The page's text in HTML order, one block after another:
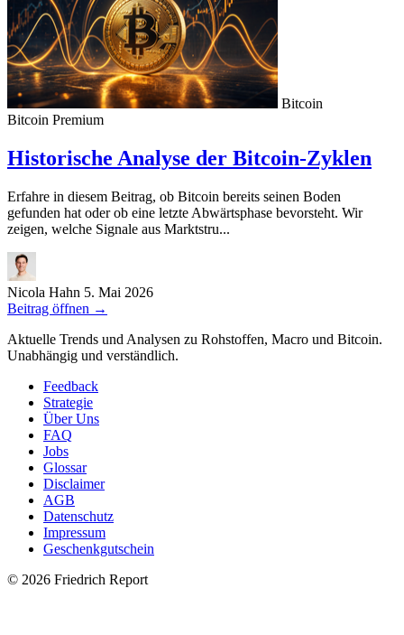
Bitcoin
Bitcoin Premium
Historische Analyse der Bitcoin-Zyklen
Erfahre in diesem Beitrag, ob Bitcoin bereits seinen Boden
gefunden hat oder ob eine letzte Abwärtsphase bevorsteht. Wir
zeigen, welche Signale aus Marktstru...
Nicola Hahn 5. Mai 2026
Beitrag öffnen →
Aktuelle Trends und Analysen zu Rohstoffen, Macro und Bitcoin.
Unabhängig und verständlich.
Feedback
Strategie
Über Uns
FAQ
Jobs
Glossar
Disclaimer
AGB
Datenschutz
Impressum
Geschenkgutschein
© 2026 Friedrich Report